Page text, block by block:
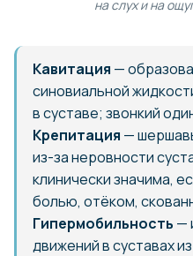
на слух и на
Кавитация —
синовиальной
в суставе; звонкий
Крепитация —
из-за неровности
клинически значима,
болью, отёком,
Гипермобильность —
движений в суставах